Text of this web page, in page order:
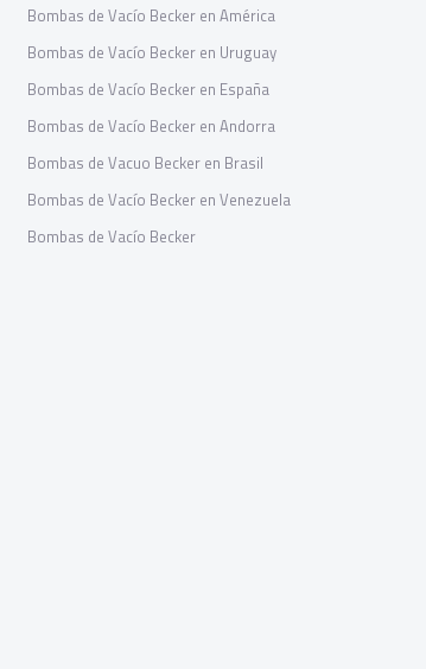
Bombas de Vacío Becker en América
Bombas de Vacío Becker en Uruguay
Bombas de Vacío Becker en España
Bombas de Vacío Becker en Andorra
Bombas de Vacuo Becker en Brasil
Bombas de Vacío Becker en Venezuela
Bombas de Vacío Becker